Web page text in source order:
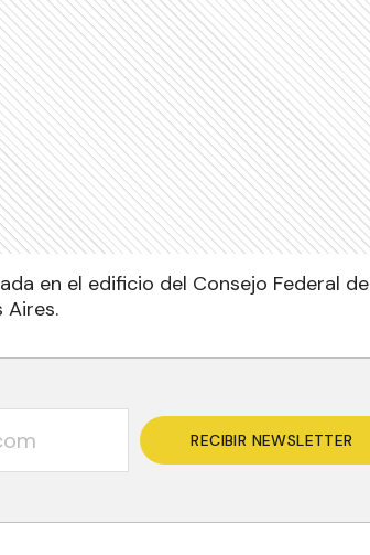
en el edificio del Consejo Federal de
Aires.
RECIBIR NEWSLETTER